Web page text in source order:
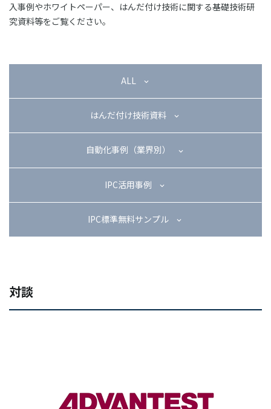
企業情報
03-3588-0551
資料ダウンロード
入事例やホワイトペーパー、はんだ付け技術に関する基礎技術研
究資料等をご覧ください。
ALL
はんだ付け技術資料
自動化事例（業界別）
IPC活用事例
IPC標準無料サンプル
対談